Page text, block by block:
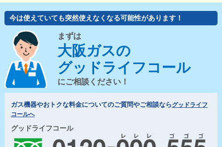
今は使えていても突然使えなくなる可能性があります！
まずは
大阪ガスの
グッドライフコール
にご相談ください！
ガス機器やおトクな料金についてのご質問やご相談ならグッドライフ
コールへ
グッドライフコール